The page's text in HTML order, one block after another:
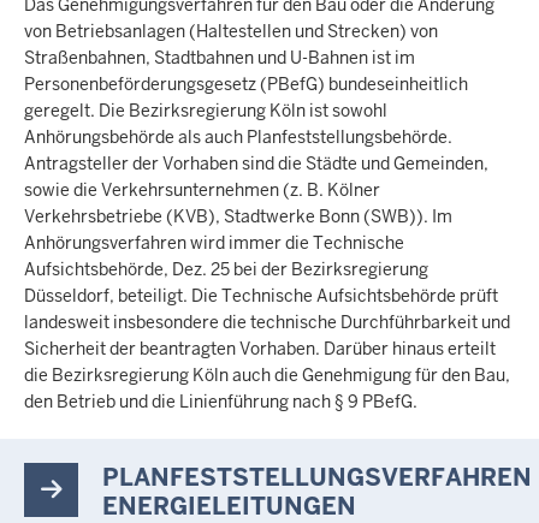
Das Genehmigungsverfahren für den Bau oder die Änderung
von Betriebsanlagen (Haltestellen und Strecken) von
Straßenbahnen, Stadtbahnen und U-Bahnen ist im
Personenbeförderungsgesetz (PBefG) bundeseinheitlich
geregelt. Die Bezirksregierung Köln ist sowohl
Anhörungsbehörde als auch Planfeststellungsbehörde.
Antragsteller der Vorhaben sind die Städte und Gemeinden,
sowie die Verkehrsunternehmen (z. B. Kölner
Verkehrsbetriebe (KVB), Stadtwerke Bonn (SWB)). Im
Anhörungsverfahren wird immer die Technische
Aufsichtsbehörde, Dez. 25 bei der Bezirksregierung
Düsseldorf, beteiligt. Die Technische Aufsichtsbehörde prüft
landesweit insbesondere die technische Durchführbarkeit und
Sicherheit der beantragten Vorhaben. Darüber hinaus erteilt
die Bezirksregierung Köln auch die Genehmigung für den Bau,
den Betrieb und die Linienführung nach § 9 PBefG.
PLANFESTSTELLUNGSVERFAHREN
ENERGIELEITUNGEN